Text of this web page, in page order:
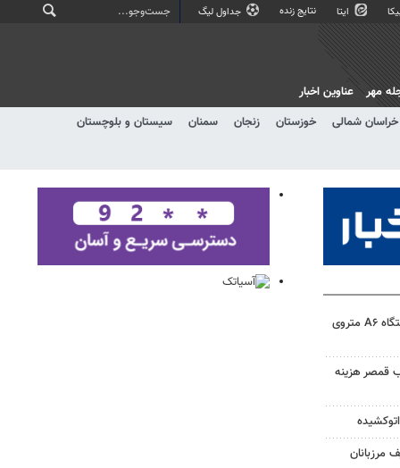
ایتا نتایج زنده جداول لیگ
خراسان شمالی خوزستان زنجان سمنان
سیستان و بلوچستان
مهر عناوین اخبار
ریزش موضعی در محدوده ایستگاه A۶ متروی
قمصر هزینه
مرزبانان